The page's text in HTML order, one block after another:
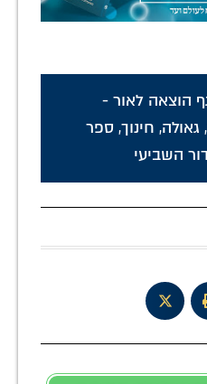
הוצאה לאור -
, גאולה, חינוך, ספר
השביעי